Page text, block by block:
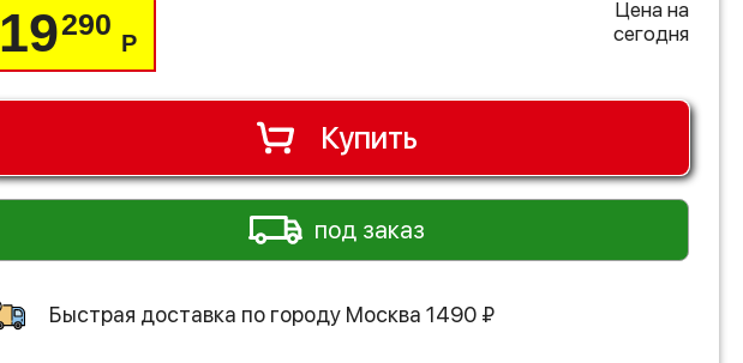
19290
Р
Цена на
сегодня
Купить
под заказ
Быстрая доставка по городу Москва 1490 ₽